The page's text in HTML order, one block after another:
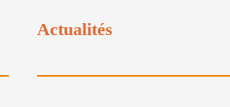
Actualités